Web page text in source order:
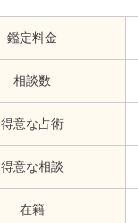
鑑定料金
相談数
得意な占術
得意な相談
在籍